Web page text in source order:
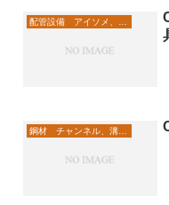
配管設備 アイソメ、メーター
鋼材 チャンネル、溝形鋼